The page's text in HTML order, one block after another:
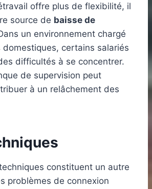
offre plus de flexibilité, il
source de baisse de
un environnement chargé
certains salariés
difficultés à se concentrer.
de supervision peut
à un relâchement des
constituent un autre
problèmes de connexion